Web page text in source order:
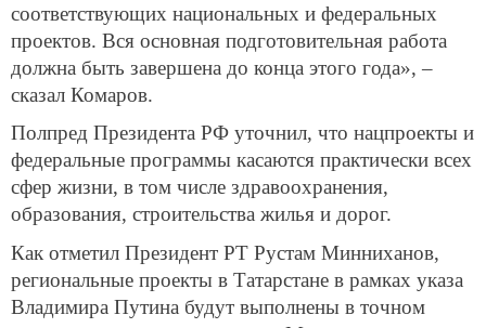
соответствующих национальных и федеральных
проектов. Вся основная подготовительная работа
должна быть завершена до конца этого года», –
сказал Комаров.
Полпред Президента РФ уточнил, что нацпроекты и
федеральные программы касаются практически всех
сфер жизни, в том числе здравоохранения,
образования, строительства жилья и дорог.
Как отметил Президент РТ Рустам Минниханов,
региональные проекты в Татарстане в рамках указа
Владимира Путина будут выполнены в точном